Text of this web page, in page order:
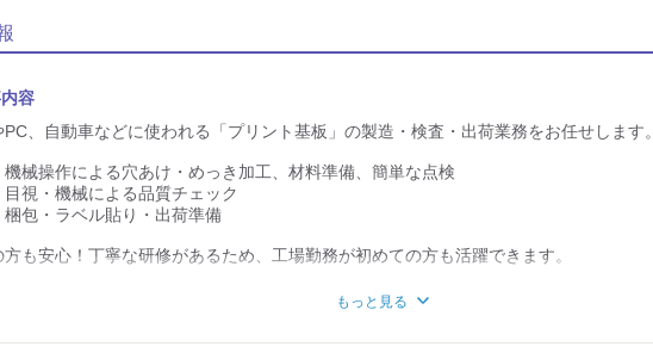
かせる
ワーク
対話が
少ない
容
PC、自動車などに使われる「プリント基板」の製造・検査・出荷業務をお任せします。
機械操作による穴あけ・めっき加工、材料準備、簡単な点検
目視・機械による品質チェック
梱包・ラベル貼り・出荷準備
も安心！丁寧な研修があるため、工場勤務が初めての方も活躍できます。
歓迎！異業種からの転職者多数活躍中
もっと見る